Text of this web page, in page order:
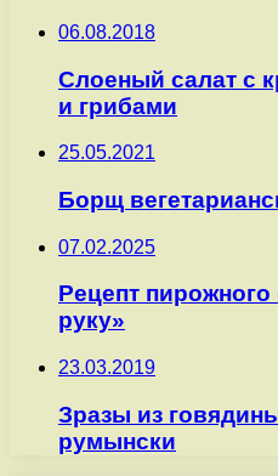
06.08.2018
Слоеный салат с
и грибами
25.05.2021
Борщ
07.02.2025
Рецепт
руку»
23.03.2019
Зразы из
румынски